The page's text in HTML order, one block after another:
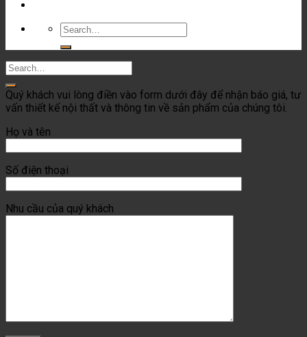
Search
for:
Quý khách vui lòng điền vào form dưới đây để nhận báo giá, tư
vấn thiết kế nội thất và thông tin về sản phẩm của chúng tôi.
Họ và tên
Số điện thoại
Nhu cầu của quý khách